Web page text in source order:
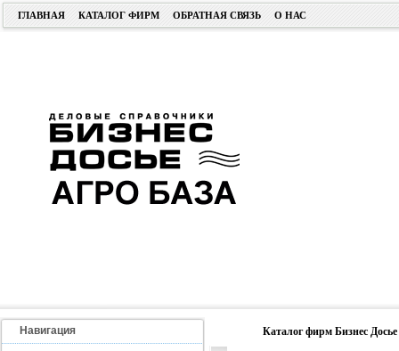
ГЛАВНАЯ КАТАЛОГ ФИРМ ОБРАТНАЯ СВЯЗЬ О НАС
Навигация Каталог фирм Бизнес Досье